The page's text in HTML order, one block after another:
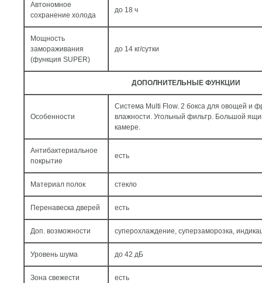
Автономное
сохранение холода
до 18 ч
Мощность
замораживания
(функция SUPER)
до 14 кг/cутки
ДОПОЛНИТЕЛЬНЫЕ ФУНКЦИИ
Особенности
Система Multi Flow. 2 бокса для овощей и
влажности. Угольный фильтр. Большой
камере.
Антибактериальное
покрытие
есть
Материал полок стекло
Перенавеска дверей есть
Доп. возможности суперохлаждение, суперзаморозка,
Уровень шума до 42 дБ
Зона свежести есть